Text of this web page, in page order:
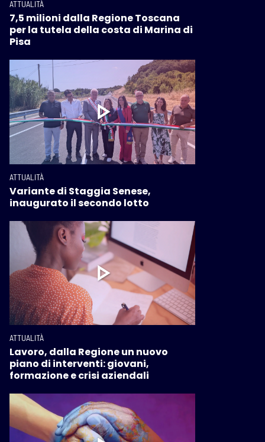
ATTUALITÀ
7,5 milioni dalla Regione Toscana
per la tutela della costa di Marina di
Pisa
ATTUALITÀ
Variante di Staggia Senese,
inaugurato il secondo lotto
ATTUALITÀ
Lavoro, dalla Regione un nuovo
piano di interventi: giovani,
formazione e crisi aziendali